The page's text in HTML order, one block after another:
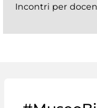
Incontri per